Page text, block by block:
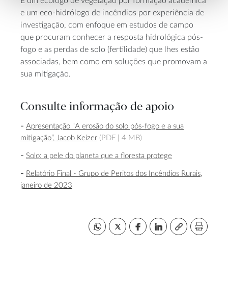
e um eco-hidrólogo de incêndios por experiência de
investigação, com enfoque em estudos de campo
que procuram conhecer a resposta hidrológica pós-
fogo e as perdas de solo (fertilidade) que lhes estão
associadas, bem como em soluções que promovam a
sua mitigação.
Consulte informação de apoio
Apresentação “A erosão do solo pós-fogo e a sua
mitigação”, Jacob Keizer (PDF | 4 MB)
Solo: a pele do planeta que a floresta protege
Relatório Final - Grupo de Peritos dos Incêndios Rurais,
janeiro de 2023